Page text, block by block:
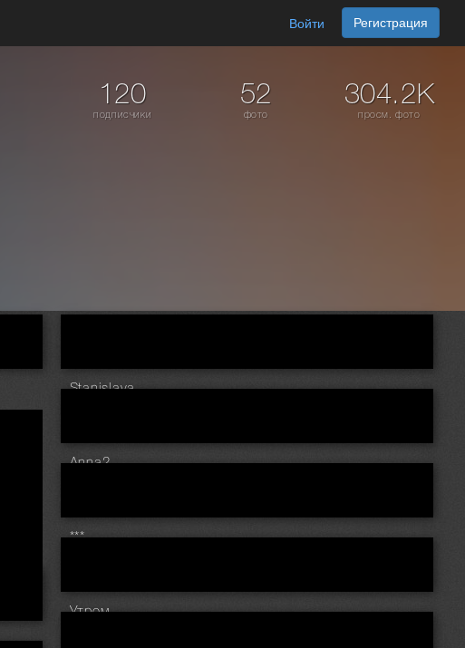
Войти Регистрация
120
подписчики
52
фото
304.2K
просм. фото
Stanislava
Anna2
***
Утром